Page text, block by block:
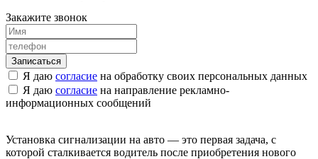
Закажите звонок
Я даю согласие на обработку своих персональных данных
Я даю согласие на направление рекламно-
информационных сообщений
Установка сигнализации на авто — это первая задача, с
которой сталкивается водитель после приобретения нового